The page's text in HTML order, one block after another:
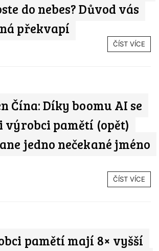
do nebes? Důvod vás
překvapí
ČÍST VÍCE
Čína: Díky boomu AI se
výrobci pamětí (opět)
jedno nečekané jméno
ČÍST VÍCE
pamětí mají 8× vyšší